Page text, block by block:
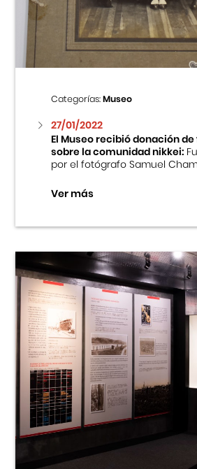
Centro Cultural Peruano
Museo de la Inmigración
Fondo Editorial
Teatro Peruano Japonés
Categorías:Museo
27/01/2022
El Museo recibió donación
sobre la comunidad nikkei:
por el fotógrafo Samuel
Ver más